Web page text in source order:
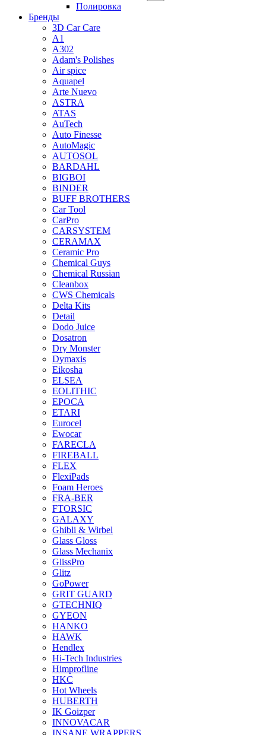
Полировка
Бренды
3D Car Care
A1
A302
Adam's Polishes
Air spice
Aquapel
Arte Nuevo
ASTRA
ATAS
AuTech
Auto Finesse
AutoMagic
AUTOSOL
BARDAHL
BIGBOI
BINDER
BUFF BROTHERS
Car Tool
CarPro
CARSYSTEM
CERAMAX
Ceramic Pro
Chemical Guys
Chemical Russian
Cleanbox
CWS Chemicals
Delta Kits
Detail
Dodo Juice
Dosatron
Dry Monster
Dymaxis
Eikosha
ELSEA
EOLITHIC
EPOCA
ETARI
Eurocel
Ewocar
FARECLA
FIREBALL
FLEX
FlexiPads
Foam Heroes
FRA-BER
FTORSIC
GALAXY
Ghibli & Wirbel
Glass Gloss
Glass Mechanix
GlissPro
Glitz
GoPower
GRIT GUARD
GTECHNIQ
GYEON
HANKO
HAWK
Hendlex
Hi-Tech Industries
Himprofline
HKC
Hot Wheels
HUBERTH
IK Goizper
INNOVACAR
INSANE WRAPPERS